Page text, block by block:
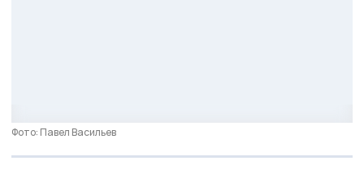
Фото: Павел Васильев